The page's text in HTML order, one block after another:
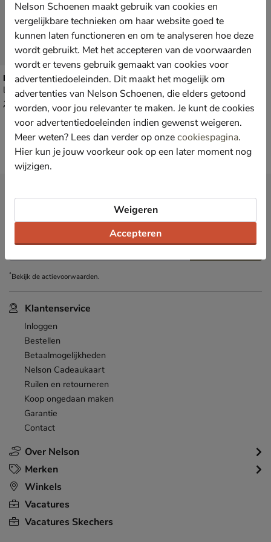
Lacoste Evo
Lage sneakers - grijs
van € 129,99 voor € 90,99
129 90
Over Nelson
Klantenservice
Inloggen
Bestellen
Betaalmogelijkheden
Nelson Cadeaukaart
Ruilen en retourneren
Koop ongedaan maken
Garantie
Contact
Merken
Winkels
Vacatures
Vacatures Skechers
Ontvang € 10,- welkomstkorting*en blijf op de hoogte van leuke
acties en aanbiedingen!
Inschrijven
*Bekijk deactievoorwaarden.
Nelson Schoenen maakt gebruik van cookies en
vergelijkbare technieken om haar website goed te
kunnen laten functioneren en om te analyseren hoe deze
wordt gebruikt. Met het accepteren van de voorwaarden
wordt er tevens gebruik gemaakt van cookies voor
advertentiedoeleinden. Dit maakt het mogelijk om
advertenties van Nelson Schoenen, die elders getoond
worden, voor jou relevanter te maken. Je kunt de cookies
voor advertentiedoeleinden indien gewenst weigeren.
Meer weten? Lees dan verder op onzecookiespagina.
Hier kun je jouw voorkeur ook op een later moment nog
wijzigen.
Accepteren
Weigeren